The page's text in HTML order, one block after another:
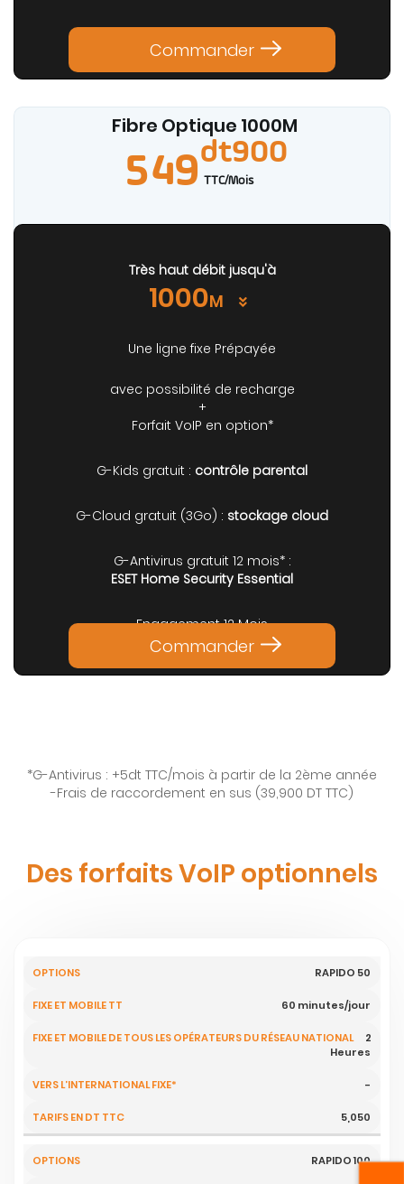
Commander
Fibre Optique 1000M
549dt900
TTC/Mois
Très haut débit jusqu'à
1000M
Une ligne fixe Prépayée
avec possibilité de recharge
+
Forfait VoIP en option*
G-Kids gratuit : contrôle parental
G-Cloud gratuit (3Go) : stockage cloud
G-Antivirus gratuit 12 mois* :
ESET Home Security Essential
Engagement 12 Mois
Commander
*G-Antivirus : +5dt TTC/mois à partir de la 2ème année
-Frais de raccordement en sus (39,900 DT TTC)
Des forfaits VoIP optionnels
Tunisie
opérateurs
du Réseau
Vers
FIXE*
RAPIDO 50
60 minutes/jour
2
Heures
-
5,050
RAPIDO 100